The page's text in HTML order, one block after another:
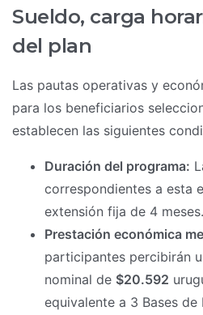
Sueldo, carga
del plan
Las pautas operativas y
para los beneficiarios
establecen las siguientes
Duración del programa:
correspondientes a esta
extensión fija de 4 meses.
Prestación económica
participantes percibirán
nominal de $20.592
equivalente a 3 Bases de